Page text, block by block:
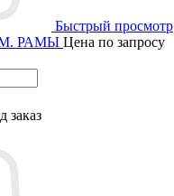
Быстрый просмотр
РАМЫ Цена по запросу
заказ